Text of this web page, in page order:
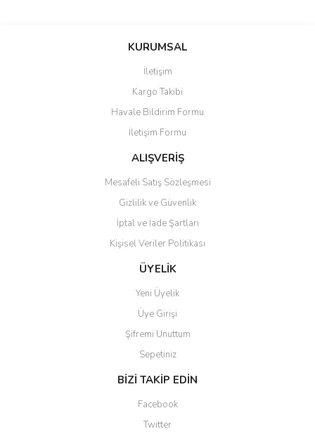
Bu ürüne ilk yorumu siz yapın!
Ürün resmi kalitesiz, bozuk veya görüntülenemiyor.
Ürün açıklamasında eksik bilgiler bulunuyor.
Ürün bilgilerinde hatalar bulunuyor.
Ürün fiyatı diğer sitelerden daha pahalı.
Gönder
KURUMSAL
İletişim
Kargo Takibi
Havale Bildirim Formu
İletişim Formu
ALIŞVERİŞ
Mesafeli Satış Sözleşmesi
Gizlilik ve Güvenlik
İptal ve İade Şartları
Kişisel Veriler Politikası
ÜYELİK
Yeni Üyelik
Üye Girişi
Şifremi Unuttum
Sepetiniz
BİZİ TAKİP EDİN
Facebook
Twitter